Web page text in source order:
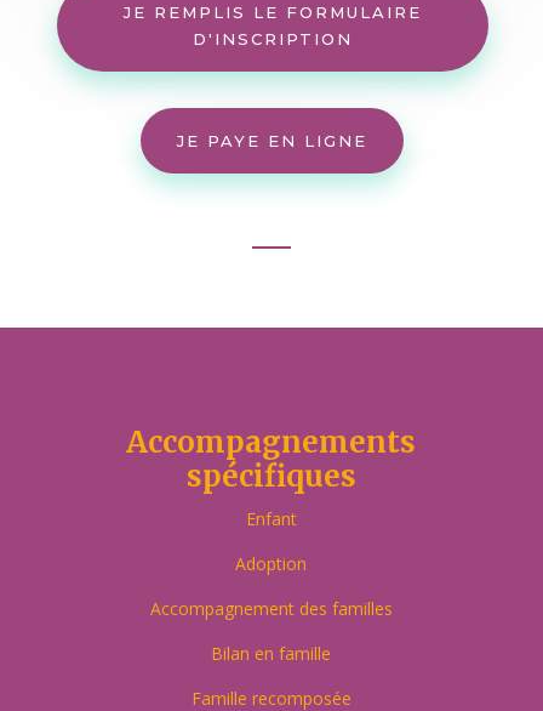
JE REMPLIS LE FORMULAIRE
D'INSCRIPTION
JE PAYE EN LIGNE
Accompagnements
spécifiques
Enfant
Adoption
Accompagnement des familles
Bilan en famille
Famille recomposée